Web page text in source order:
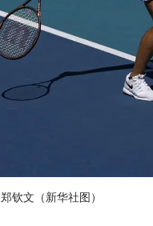
郑钦文（新华社图）